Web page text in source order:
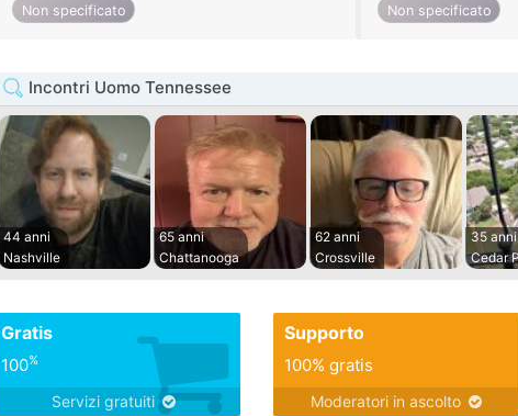
Non specificato Non specificato
Incontri Uomo Tennessee
44 anni
Nashville
65 anni
Chattanooga
62 anni
Crossville
35 anni
Cedar
Gratis
100%
Servizi gratuiti
Supporto
100% gratis
Moderatori in ascolto